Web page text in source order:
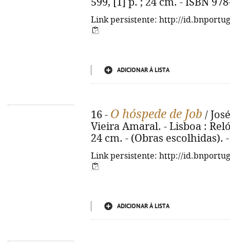
Link persistente: http://
ADICIONAR À LISTA
16 - O hóspede de Job /
Vieira Amaral. - Lisboa :
24 cm. - (Obras escolhidas).
Link persistente: http://
ADICIONAR À LISTA